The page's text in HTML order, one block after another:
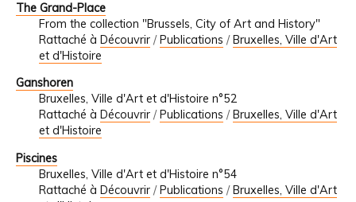
The Grand-Place
From the collection "Brussels, City of Art and History"
Rattaché à Découvrir /Publications /Bruxelles, Ville d'Art
et d'Histoire
Ganshoren
Bruxelles, Ville d'Art et d'Histoire n°52
Rattaché à Découvrir / Publications / Bruxelles, Ville d'Art
et d'Histoire
Piscines
Bruxelles, Ville d'Art et d'Histoire n°54
Rattaché à Découvrir /Publications /Bruxelles, Ville d'Art